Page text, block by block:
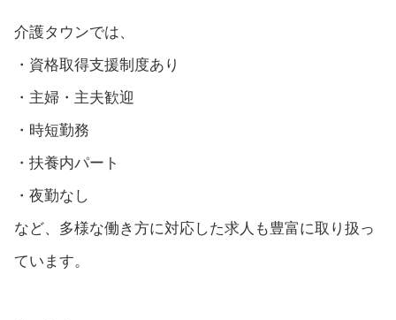
介護タウンでは、
・資格取得支援制度あり
・主婦・主夫歓迎
・時短勤務
・扶養内パート
・夜勤なし
など、多様な働き方に対応した求人も豊富に取り扱っ
ています。